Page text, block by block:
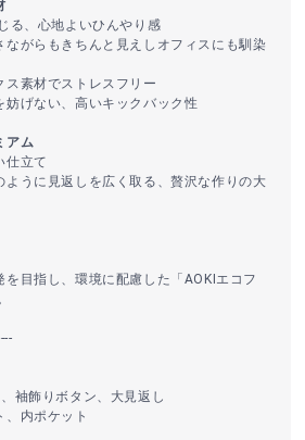
る、心地よいひんやり感
ながらもきちんと見えしオフィスにも馴染
ス素材でストレスフリー
妨げない、高いキックバック性
アム
仕立て
ように見返しを広く取る、贅沢な作りの大
目指し、環境に配慮した「AOKIエコフ
袖飾りボタン、大見返し
、内ポケット